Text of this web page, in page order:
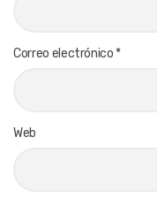
Correo electrónico *
Web